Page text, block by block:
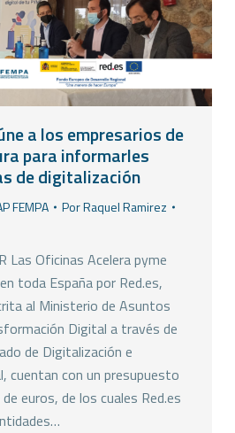
a los empresarios de
para informarles
de digitalización
FEMPA PorRaquel Ramirez
Las Oficinas Acelera pyme
toda España por Red.es,
al Ministerio de Asuntos
Digital a través de
de Digitalización e
cuentan con un presupuesto
euros, de los cuales Red.es